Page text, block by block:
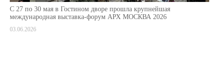
С 27 по 30 мая в Гостином дворе прошла крупнейшая
международная выставка-форум АРХ МОСКВА 2026
03.06.2026